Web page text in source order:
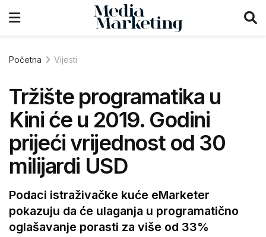
Početna Vijesti
Tržište programatika u
Kini će u 2019. Godini
prijeći vrijednost od 30
milijardi USD
Podaci istraživačke kuće eMarketer
pokazuju da će ulaganja u programatično
oglašavanje porasti za više od 33%